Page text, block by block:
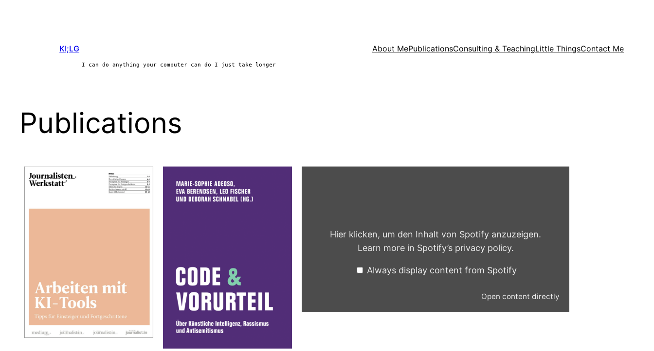
KI;LG
I can do anything your computer can do I just take longer
About MePublicationsConsulting & TeachingLittle ThingsContact Me
Publications
Hier klicken, um den Inhalt von Spotify anzuzeigen.
Learn more in Spotify’s privacy policy.
Always display content from Spotify
Open content directly